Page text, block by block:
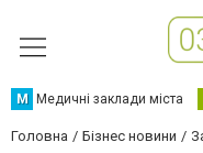
М Медичні заклади міста
Головна Бізнес новини